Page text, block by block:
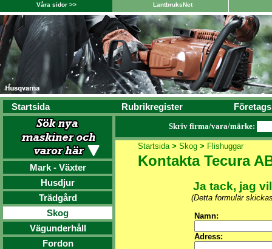
Våra sidor >> LantbruksNet
Startsida Rubrikregister
Mark - Växter
Husdjur
Trädgård
Skog
Vägunderhåll
Fordon
Skriv firma/vara/märke:
Startsida> Skog> Flishuggar
Kontakta Tecura
Ja tack, jag
(Detta formulär
Namn:
Adress: